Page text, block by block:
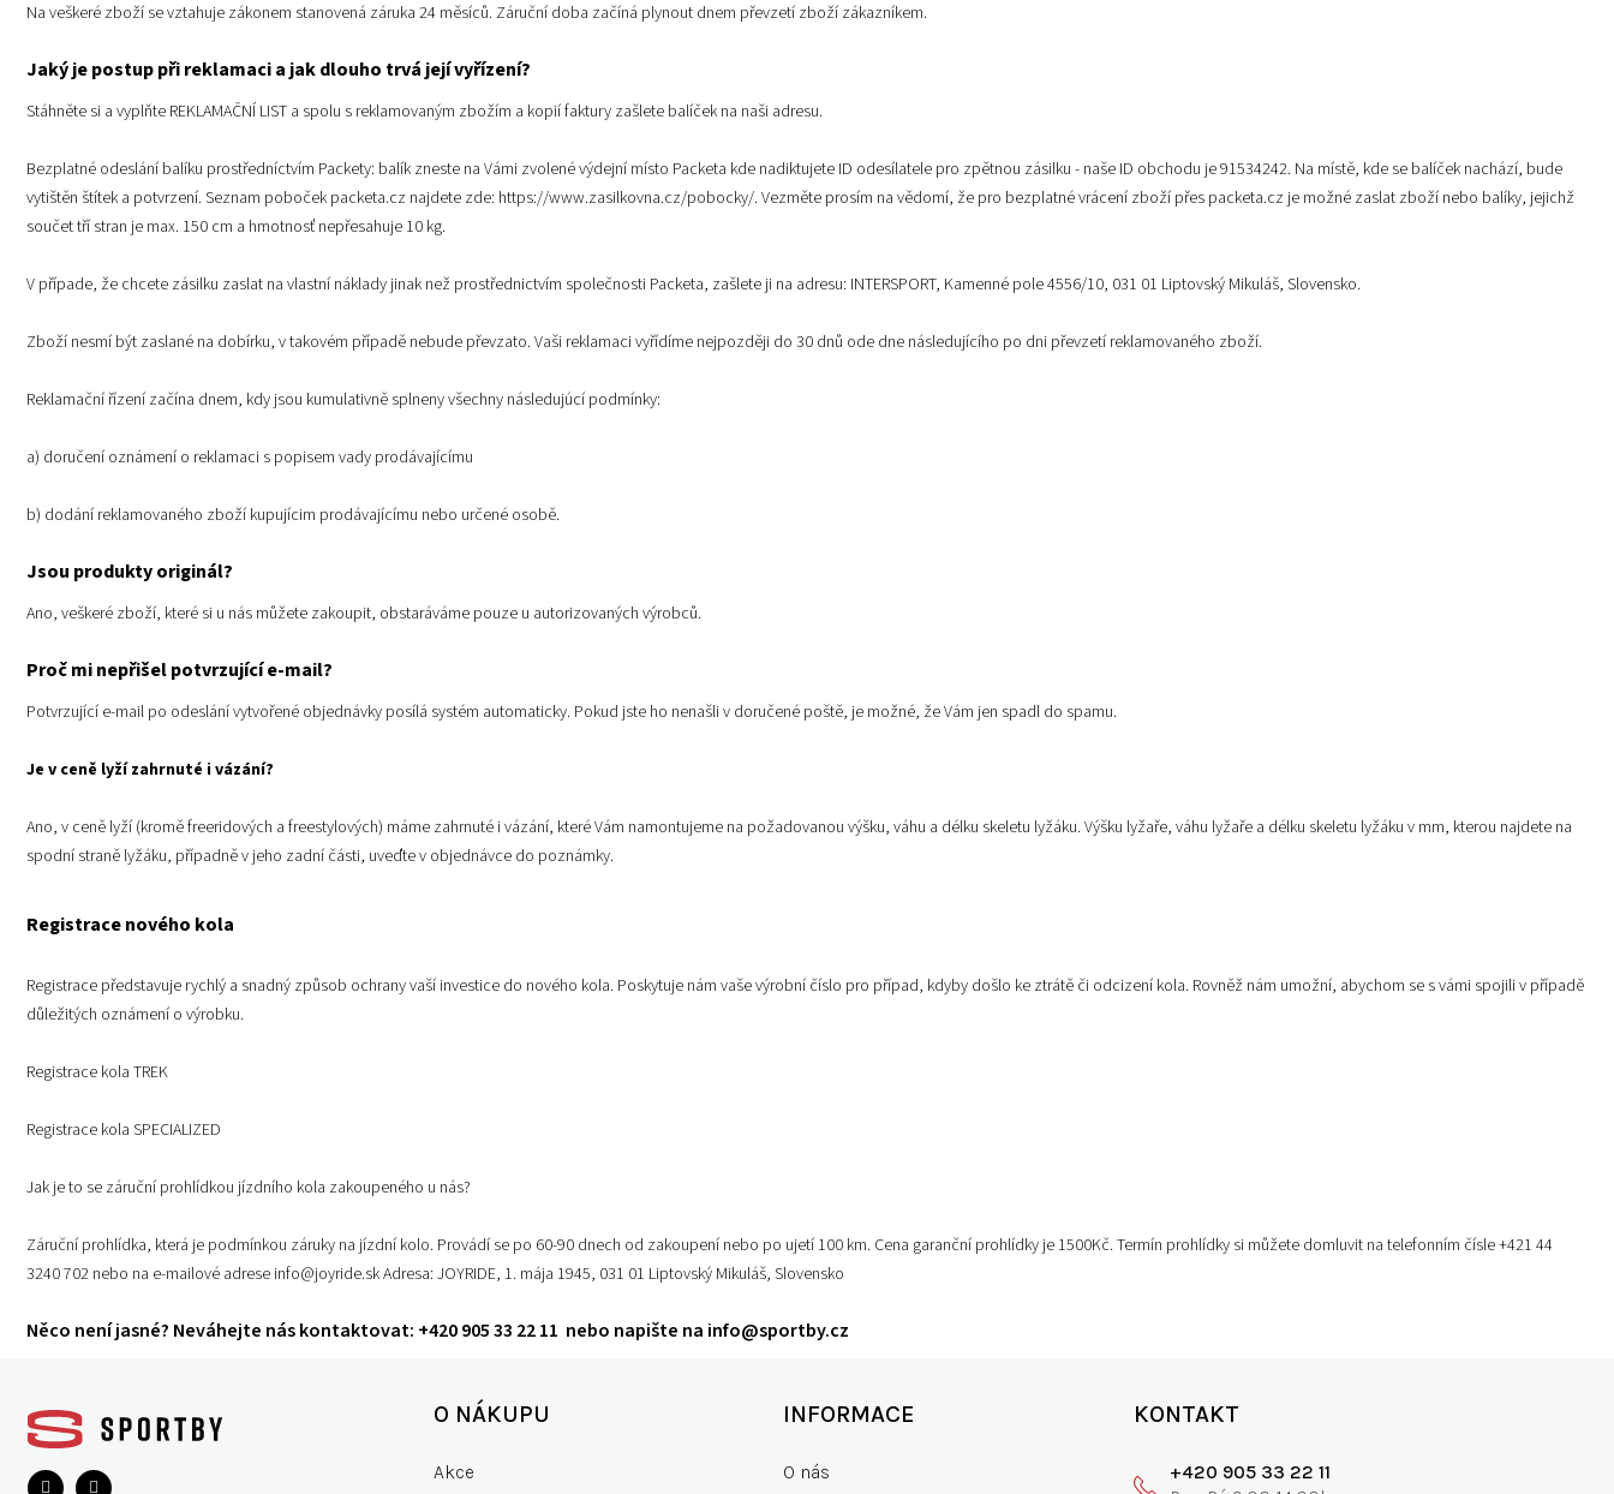
Na veškeré zboží se vztahuje zákonem stanovená záruka 24 měsíců. Záruční doba začíná plynout dnem převzetí zboží zákazníkem.
Jaký je postup při reklamaci a jak dlouho trvá její vyřízení?
Stáhněte si a vyplňte REKLAMAČNÍ LIST a spolu s reklamovaným zbožím a kopií faktury zašlete balíček na naši adresu.
Bezplatné odeslání balíku prostředníctvím Packety: balík zneste na Vámi zvolené výdejní místo Packeta kde nadiktujete ID odesílatele pro zpětnou zásilku - naše ID obchodu je 91534242. Na místě, kde se balíček nachází, bude
vytištěn štítek a potvrzení. Seznam poboček packeta.cz najdete zde: https://www.zasilkovna.cz/pobocky/. Vezměte prosím na vědomí, že pro bezplatné vrácení zboží přes packeta.cz je možné zaslat zboží nebo balíky, jejichž
součet tří stran je max. 150 cm a hmotnosť nepřesahuje 10 kg.
V případe, že chcete zásilku zaslat na vlastní náklady jinak než prostřednictvím společnosti Packeta, zašlete ji na adresu: INTERSPORT, Kamenné pole 4556/10, 031 01 Liptovský Mikuláš, Slovensko.
Zboží nesmí být zaslané na dobírku, v takovém případě nebude převzato. Vaši reklamaci vyřídíme nejpozději do 30 dnů ode dne následujícího po dni převzetí reklamovaného zboží.
Reklamační řízení začína dnem, kdy jsou kumulativně splneny všechny následujúcí podmínky:
a) doručení oznámení o reklamaci s popisem vady prodávajícímu
b) dodání reklamovaného zboží kupujícim prodávajícímu nebo určené osobě.
Jsou produkty originál?
Ano, veškeré zboží, které si u nás můžete zakoupit, obstaráváme pouze u autorizovaných výrobců.
Proč mi nepřišel potvrzující e-mail?
Potvrzující e-mail po odeslání vytvořené objednávky posílá systém automaticky. Pokud jste ho nenašli v doručené poště, je možné, že Vám jen spadl do spamu.
Je v ceně lyží zahrnuté i vázání?
Ano, v ceně lyží (kromě freeridových a freestylových) máme zahrnuté i vázání, které Vám namontujeme na požadovanou výšku, váhu a délku skeletu lyžáku. Výšku lyžaře, váhu lyžaře a délku skeletu lyžáku v mm, kterou najdete na
spodní straně lyžáku, případně v jeho zadní části, uveďte v objednávce do poznámky.
Registrace nového kola
Registrace představuje rychlý a snadný způsob ochrany vaší investice do nového kola. Poskytuje nám vaše výrobní číslo pro případ, kdyby došlo ke ztrátě či odcizení kola. Rovněž nám umožní, abychom se s vámi spojili v případě
důležitých oznámení o výrobku.
Registrace kola TREK
Registrace kola SPECIALIZED
Jak je to se záruční prohlídkou jízdního kola zakoupeného u nás?
Záruční prohlídka, která je podmínkou záruky na jízdní kolo. Provádí se po 60-90 dnech od zakoupení nebo po ujetí 100 km. Cena garanční prohlídky je 1500Kč. Termín prohlídky si můžete domluvit na telefonním čísle +421 44
3240 702 nebo na e-mailové adrese info@joyride.skAdresa: JOYRIDE, 1. mája 1945, 031 01 Liptovský Mikuláš, Slovensko
Něco není jasné? Neváhejte nás kontaktovat: +420 905 33 22 11 nebo napište na info@sportby.cz
O NÁKUPU
Akce
INFORMACE
O nás
KONTAKT
+420 905 33 22 11